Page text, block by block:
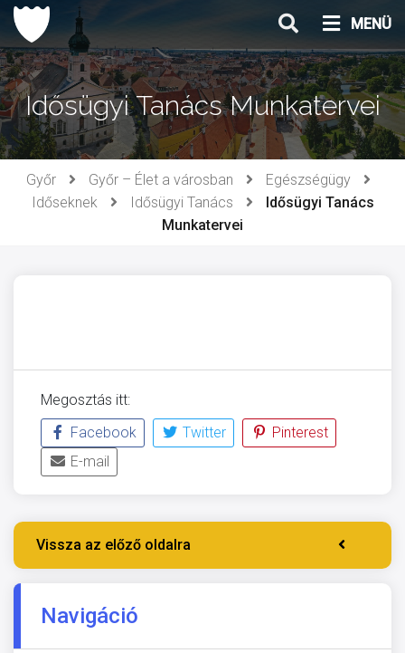
Ugrás
tartalomhoz
MENÜ
Idősügyi Tanács Munkatervei
Győr Győr – Élet a városban
Egészségügy
Időseknek
Idősügyi Tanács
Idősügyi Tanács
Munkatervei
Megosztás itt:
Facebook
Twitter
Pinterest
E-mail
Vissza az előző oldalra
Navigáció